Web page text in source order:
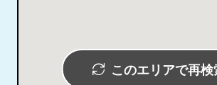
このエリアで再検